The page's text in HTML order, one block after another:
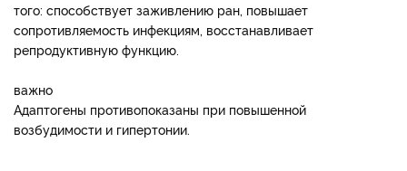
того: способствует заживлению ран, повышает
сопротивляемость инфекциям, восстанавливает
репродуктивную функцию.
важно
Адаптогены противопоказаны при повышенной
возбудимости и гипертонии.